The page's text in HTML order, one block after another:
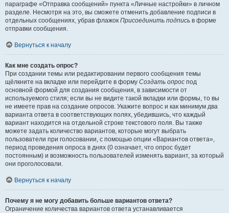
параграфе «Отправка сообщений» пункта «Личные настройки» в личном
разделе. Несмотря на это, вы сможете отменить добавление подписи в
отдельных сообщениях, убрав флажок Присоединить подпись в форме
отправки сообщения.
Вернуться к началу
Как мне создать опрос?
При создании темы или редактировании первого сообщения темы
щёлкните на вкладке или перейдите в форму Создать опрос под
основной формой для создания сообщения, в зависимости от
используемого стиля; если вы не видите такой вкладки или формы, то вы
не имеете прав на создание опросов. Укажите вопрос и как минимум два
варианта ответа в соответствующих полях, убедившись, что каждый
вариант находится на отдельной строке текстового поля. Вы также
можете задать количество вариантов, которые могут выбрать
пользователи при голосовании, с помощью опции «Вариантов ответа»,
период проведения опроса в днях (0 означает, что опрос будет
постоянным) и возможность пользователей изменять вариант, за который
они проголосовали.
Вернуться к началу
Почему я не могу добавить больше вариантов ответа?
Ограничение количества вариантов ответа устанавливается